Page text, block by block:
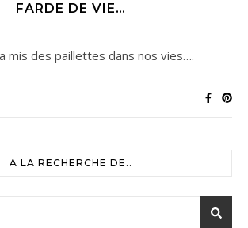
FARDE DE VIE…
a mis des paillettes dans nos vies….
A LA RECHERCHE DE..